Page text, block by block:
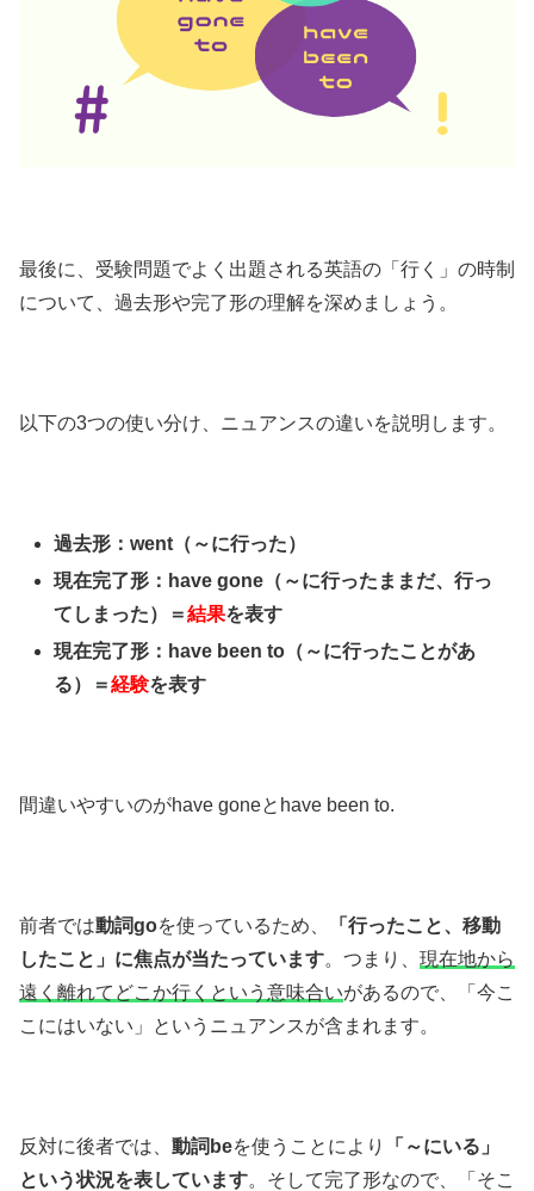
最後に、受験問題でよく出題される英語の「行く」の時制
について、過去形や完了形の理解を深めましょう。
以下の3つの使い分け、ニュアンスの違いを説明します。
過去形：went（～に行った）
現在完了形：have gone（～に行ったままだ、行っ
てしまった）＝結果を表す
現在完了形：have been to（～に行ったことがあ
る）＝経験を表す
間違いやすいのがhave goneとhave been to.
前者では動詞goを使っているため、
「行ったこと、移動
したこと」に焦点が当たっています。つまり、 現在地から
遠く離れてどこか行くという意味合いがあるので、「今こ
こにはいない」というニュアンスが含まれます。
反対に後者では、 動詞beを使うことにより
「～にいる」
という状況を表しています。そして完了形なので、「そこ